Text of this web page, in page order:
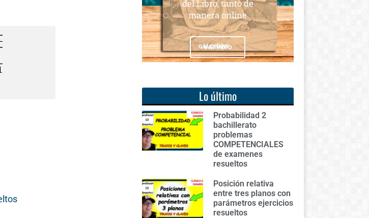
del Libro, tanto de
manera online
Ver libro
Ver libro
Lo último
Probabilidad 2
bachillerato
problemas
COMPETENCIALES
de examenes
resueltos
Posición relativa
entre tres planos con
parámetros ejercicios
resueltos